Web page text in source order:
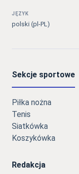
JĘZYK
polski (pl-PL)
Sekcje sportowe
Piłka nożna
Tenis
Siatkówka
Koszykówka
Redakcja